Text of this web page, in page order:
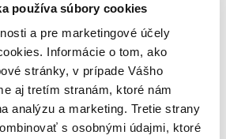
používa súbory cookies
a pre marketingové účely
Informácie o tom, ako
stránky, v prípade Vášho
aj tretím stranám, ktoré nám
analýzu a marketing. Tretie strany
s osobnými údajmi, ktoré
2